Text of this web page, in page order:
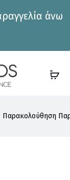
άνω
Παρακολούθηση